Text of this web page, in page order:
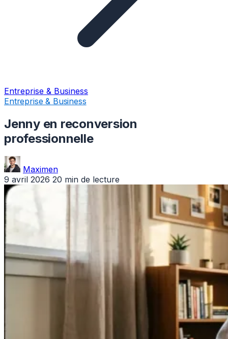
Entreprise & Business
Entreprise & Business
Jenny en reconversion
professionnelle
Maximen
9 avril 2026 20 min de lecture